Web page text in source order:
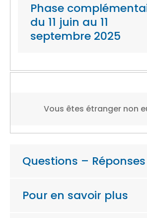
Phase
du 11 juin au 11
septembre 2025
Vous êtes étranger non
Questions – Réponses
Pour en savoir plus